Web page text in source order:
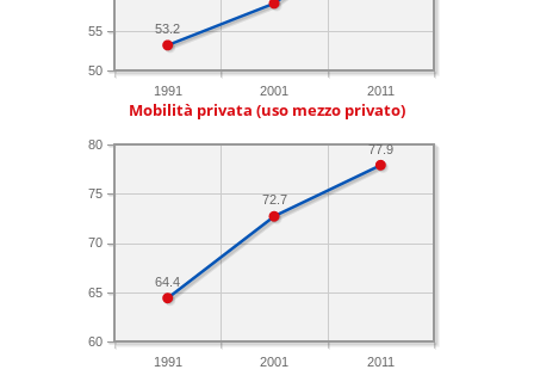
1991 2001 2011
50
55 53.2
Mobilità privata (uso mezzo privato)
1991 2001 2011
60
65
70
75
80 77.9
72.7
64.4